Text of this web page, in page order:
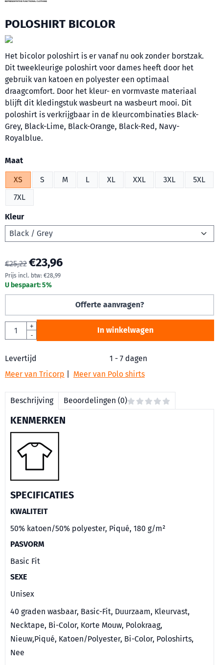
POLOSHIRT BICOLOR
Het bicolor poloshirt is er vanaf nu ook zonder borstzak.
Dit tweekleurige poloshirt voor dames heeft door het
gebruik van katoen en polyester een optimaal
draagcomfort. Door het kleur- en vormvaste materiaal
blijft dit kledingstuk wasbeurt na wasbeurt mooi. Dit
poloshirt is verkrijgbaar in de kleurcombinaties Black-
Grey, Black-Lime, Black-Orange, Black-Red, Navy-
Royalblue.
Maak een keuze voor
Maat
XS S M L XL XXL 3XL
5XL
7XL
Kleur
€25,22 €23,96
Prijs incl. btw: €28,99
U bespaart:5%
Offerte aanvragen?
Aantal
+
-
In winkelwagen
Levertijd
1 - 7 dagen
Meer van Tricorp
Meer van Polo shirts
Beschrijving Beoordelingen (0)
KENMERKEN
SPECIFICATIES
KWALITEIT
50% katoen/50% polyester, Piqué, 180 g/m²
PASVORM
Basic Fit
SEXE
Unisex
40 graden wasbaar, Basic-Fit, Duurzaam, Kleurvast,
Necktape, Bi-Color, Korte Mouw, Polokraag,
Nieuw,Piqué, Katoen/Polyester, Bi-Color, Poloshirts,
Nee